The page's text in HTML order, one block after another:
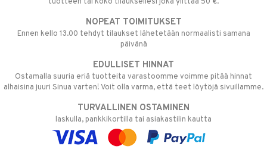
NOPEAT TOIMITUKSET
Ennen kello 13.00 tehdyt tilaukset lähetetään normaalisti samana
päivänä
EDULLISET HINNAT
Ostamalla suuria eriä tuotteita varastoomme voimme pitää hinnat
alhaisina juuri Sinua varten! Voit olla varma, että teet löytöjä sivuillamme.
TURVALLINEN OSTAMINEN
laskulla, pankkikortilla tai asiakastilin kautta